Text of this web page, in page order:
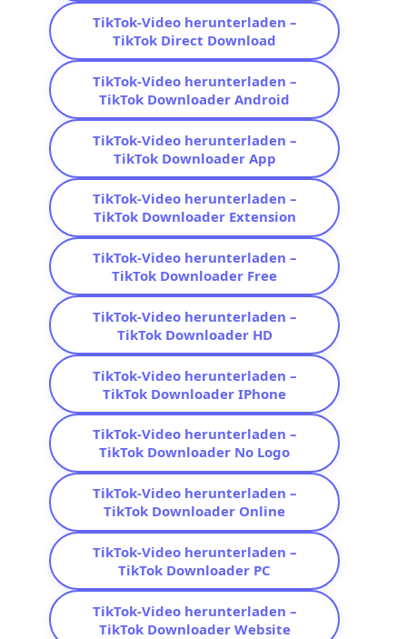
TikTok-Video herunterladen –
TikTok Direct Download
TikTok-Video herunterladen –
TikTok Downloader Android
TikTok-Video herunterladen –
TikTok Downloader App
TikTok-Video herunterladen –
TikTok Downloader Extension
TikTok-Video herunterladen –
TikTok Downloader Free
TikTok-Video herunterladen –
TikTok Downloader HD
TikTok-Video herunterladen –
TikTok Downloader IPhone
TikTok-Video herunterladen –
TikTok Downloader No Logo
TikTok-Video herunterladen –
TikTok Downloader Online
TikTok-Video herunterladen –
TikTok Downloader PC
TikTok-Video herunterladen –
TikTok Downloader Website